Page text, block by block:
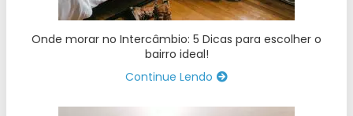
Onde morar no Intercâmbio: 5 Dicas para escolher o
bairro ideal!
Continue Lendo